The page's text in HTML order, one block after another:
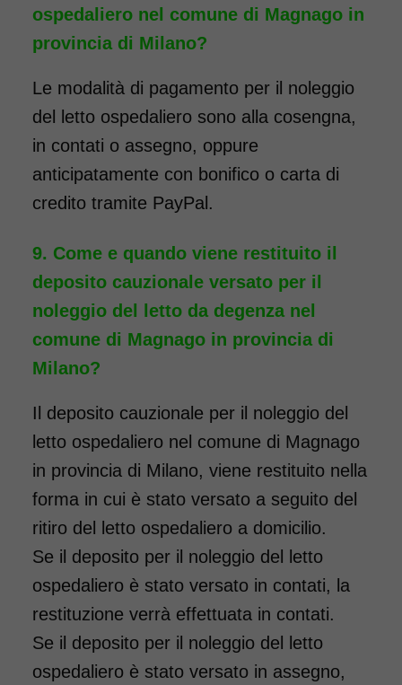
ospedaliero nel comune di Magnago in
provincia di Milano?
Le modalità di pagamento per il noleggio
del letto ospedaliero sono alla cosengna,
in contati o assegno, oppure
anticipatamente con bonifico o carta di
credito tramite PayPal.
Come e quando viene restituito il
deposito cauzionale versato per il
noleggio del letto da degenza nel
comune di Magnago in provincia di
Milano?
Il deposito cauzionale per il noleggio del
letto ospedaliero nel comune di Magnago
in provincia di Milano, viene restituito nella
forma in cui è stato versato a seguito del
ritiro del letto ospedaliero a domicilio.
Se il deposito per il noleggio del letto
ospedaliero è stato versato in contati, la
restituzione verrà effettuata in contati.
Se il deposito per il noleggio del letto
ospedaliero è stato versato in assegno,